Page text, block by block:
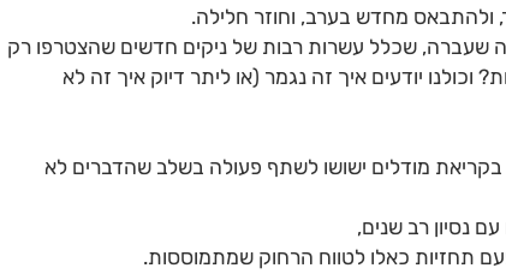
ולהתבאס מחדש בערב, וחוזר חלילה.
שעברה, שכלל עשרות רבות של ניקים חדשים שהצטרפו רק
יודעים איך זה נגמר (או ליתר דיוק איך זה לא
מודלים ישושו לשתף פעולה בשלב שהדברים לא
נסיון רב שנים,
תחזיות כאלו לטווח הרחוק שמתמוססות.